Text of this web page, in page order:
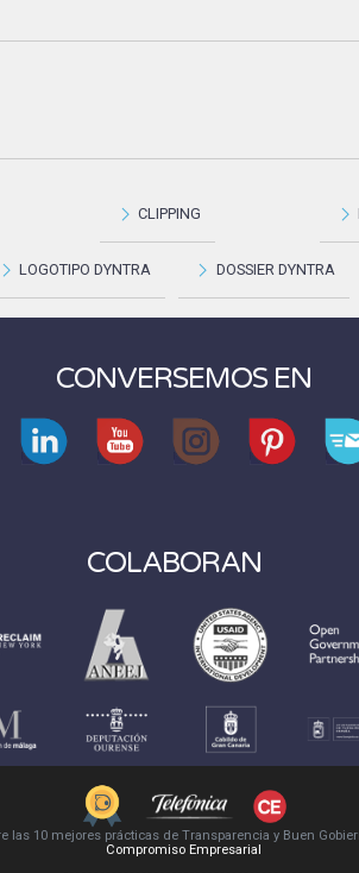
CLIPPING
LOGOTIPO DYNTRA DOSSIER DYNTRA
CONVERSEMOS EN
COLABORAN
las 10 mejores prácticas de Transparencia y Buen
Compromiso Empresarial